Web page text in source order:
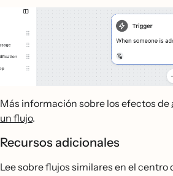
Más información sobre los efectos de
un flujo.
Recursos adicionales
Lee sobre flujos similares en el centro